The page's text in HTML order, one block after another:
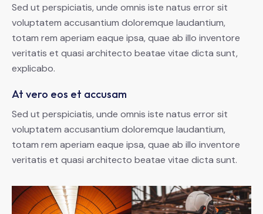
Sed ut perspiciatis, unde omnis iste natus error sit
voluptatem accusantium doloremque laudantium,
totam rem aperiam eaque ipsa, quae ab illo inventore
veritatis et quasi architecto beatae vitae dicta sunt,
explicabo.
At vero eos et accusam
Sed ut perspiciatis, unde omnis iste natus error sit
voluptatem accusantium doloremque laudantium,
totam rem aperiam eaque ipsa, quae ab illo inventore
veritatis et quasi architecto beatae vitae dicta sunt.